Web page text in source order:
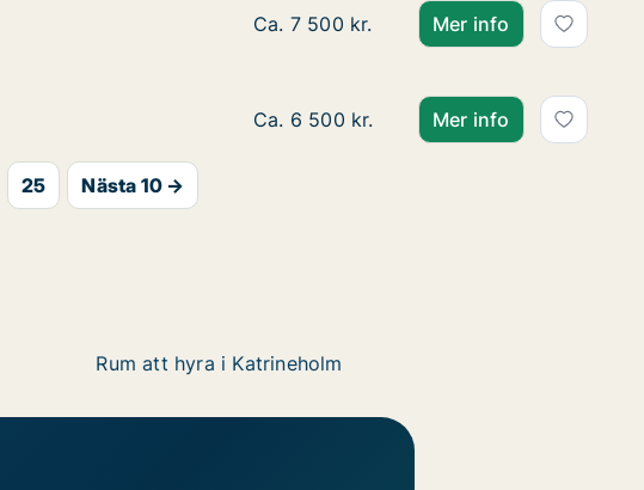
Ca. 60 m2 lägenhet att hyra i
Ca. 7 500 kr. Mer info
Ca. 60 m2 lägenhet att hyra i
Ca. 6 500 kr. Mer info
25 Nästa 10 →
Rum att hyra i Katrineholm